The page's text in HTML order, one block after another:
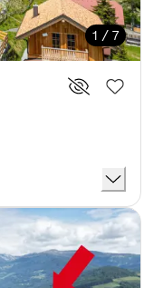
1 / 7